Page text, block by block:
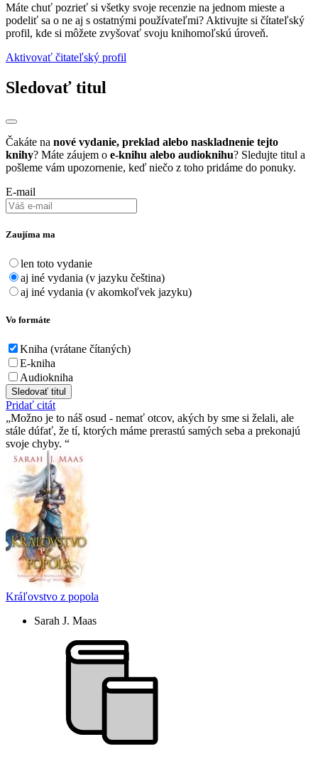
Máte chuť pozrieť si všetky svoje recenzie na jednom mieste a
podeliť sa o ne aj s ostatnými používateľmi? Aktivujte si čítateľský
profil, kde si môžete zvyšovať svoju knihomoľskú úroveň.
Aktivovať čitateľský profil
Sledovať titul
Čakáte na nové vydanie, preklad alebo naskladnenie tejto
knihy? Máte záujem o e-knihu alebo audioknihu? Sledujte titul a
pošleme vám upozornenie, keď niečo z toho pridáme do ponuky.
E-mail
Zaujíma ma
len toto vydanie
aj iné vydania (v jazyku čeština)
aj iné vydania (v akomkoľvek jazyku)
Vo formáte
Kniha (vrátane čítaných)
E-kniha
Audiokniha
Sledovať titul
Pridať citát
Možno je to náš osud - nemať otcov, akých by sme si želali, ale
stále dúfať, že tí­, ktorých máme prerastú samých seba a prekonajú
svoje chyby.
Kráľovstvo z popola
Sarah J. Maas